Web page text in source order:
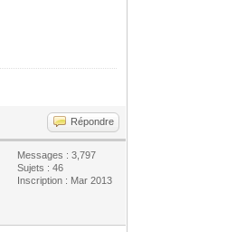
Répondre
Messages : 3,797
Sujets : 46
Inscription : Mar 2013